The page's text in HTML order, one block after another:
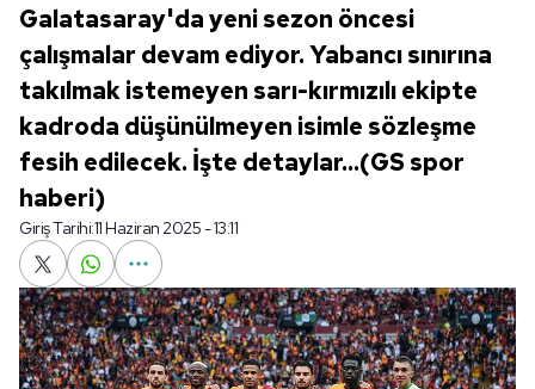
Galatasaray'da yeni sezon öncesi
çalışmalar devam ediyor. Yabancı sınırına
takılmak istemeyen sarı-kırmızılı ekipte
kadroda düşünülmeyen isimle sözleşme
fesih edilecek. İşte detaylar...(GS spor
haberi)
Giriş Tarihi:11 Haziran 2025 - 13:11